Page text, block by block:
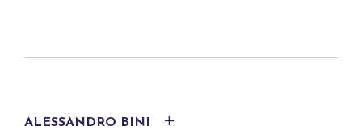
ALESSANDRO BINI